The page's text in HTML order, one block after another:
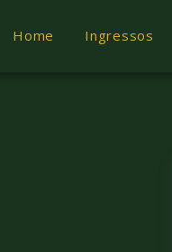
Home Ingressos